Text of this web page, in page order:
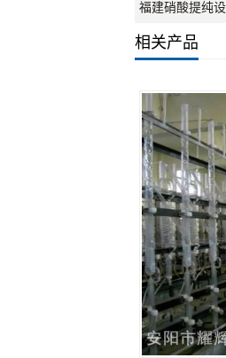
福建硝酸提纯
相关产品